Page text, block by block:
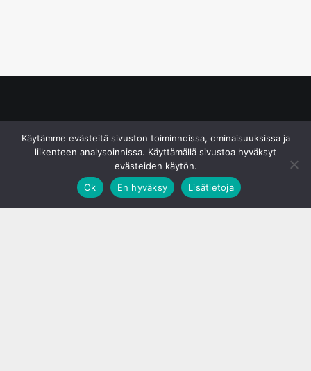
Käytämme evästeitä sivuston toiminnoissa, ominaisuuksissa ja
liikenteen analysoinnissa. Käyttämällä sivustoa hyväksyt
evästeiden käytön.
Ok
En hyväksy Lisätietoja